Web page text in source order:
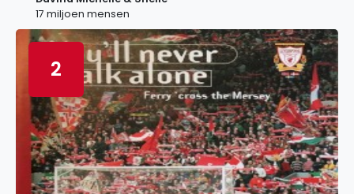
17 miljoen mensen
2